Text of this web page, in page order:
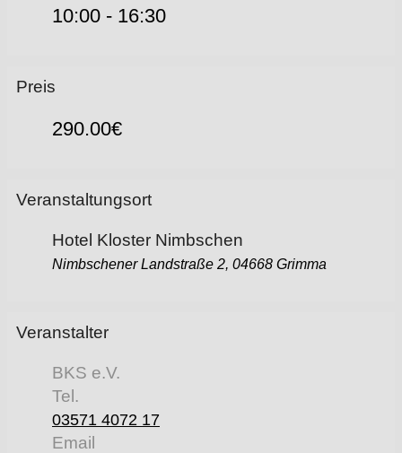
10:00 - 16:30
Preis
290.00€
Veranstaltungsort
Hotel Kloster Nimbschen
Nimbschener Landstraße 2, 04668 Grimma
Veranstalter
BKS e.V.
Tel.
03571 4072 17
Email